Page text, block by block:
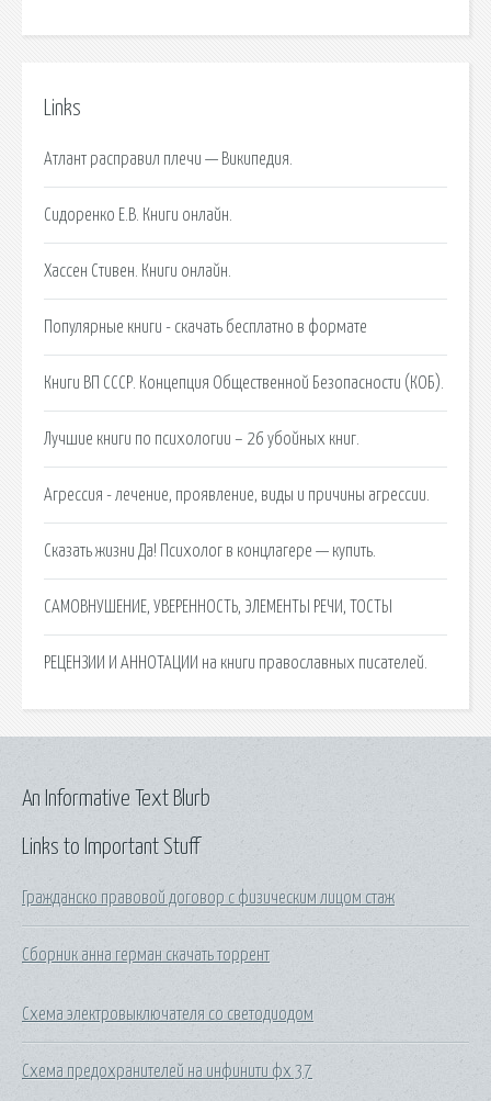
Links
Атлант расправил плечи — Википедия.
Сидоренко Е.В. Книги онлайн.
Хассен Стивен. Книги онлайн.
Популярные книги - скачать бесплатно в формате
Книги ВП СССР. Концепция Общественной Безопасности (КОБ).
Лучшие книги по психологии – 26 убойных книг.
Агрессия - лечение, проявление, виды и причины агрессии.
Сказать жизни Да! Психолог в концлагере — купить.
САМОВНУШЕНИЕ, УВЕРЕННОСТЬ, ЭЛЕМЕНТЫ РЕЧИ, ТОСТЫ
РЕЦЕНЗИИ И АННОТАЦИИ на книги православных писателей.
Links to Important Stuff
Гражданско правовой договор с физическим лицом стаж
Сборник анна герман скачать торрент
Схема электровыключателя со светодиодом
Схема предохранителей на инфинити фх 37
An Informative Text Blurb